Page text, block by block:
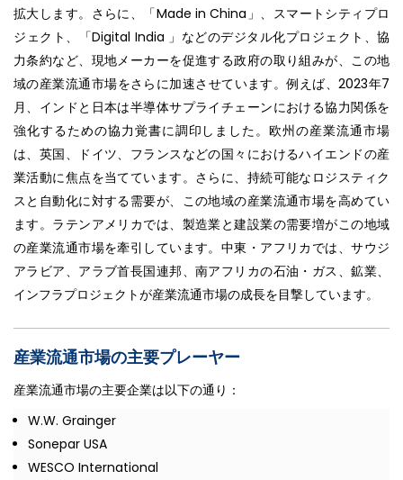
拡大します。さらに、「Made in China」、スマートシティプロ
ジェクト、「Digital India 」などのデジタル化プロジェクト、協
力条約など、現地メーカーを促進する政府の取り組みが、この地
域の産業流通市場をさらに加速させています。例えば、2023年7
月、インドと日本は半導体サプライチェーンにおける協力関係を
強化するための協力覚書に調印しました。欧州の産業流通市場
は、英国、ドイツ、フランスなどの国々におけるハイエンドの産
業活動に焦点を当てています。さらに、持続可能なロジスティク
スと自動化に対する需要が、この地域の産業流通市場を高めてい
ます。ラテンアメリカでは、製造業と建設業の需要増がこの地域
の産業流通市場を牽引しています。中東・アフリカでは、サウジ
アラビア、アラブ首長国連邦、南アフリカの石油・ガス、鉱業、
インフラプロジェクトが産業流通市場の成長を目撃しています。
産業流通市場の主要プレーヤー
産業流通市場の主要企業は以下の通り：
W.W. Grainger
Sonepar USA
WESCO International